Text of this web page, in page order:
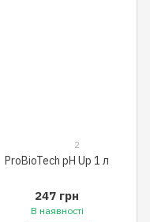
2
ProBioTech pH Up 1 л
247 грн
В наявності